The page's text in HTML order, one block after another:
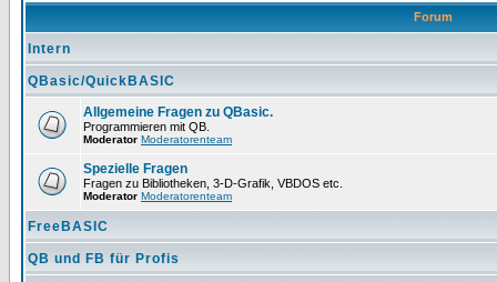
Forum
Intern
QBasic/QuickBASIC
Allgemeine Fragen zu QBasic.
Programmieren mit QB.
Moderator Moderatorenteam
Spezielle Fragen
Fragen zu Bibliotheken, 3-D-Grafik, VBDOS etc.
Moderator Moderatorenteam
FreeBASIC
QB und FB für Profis